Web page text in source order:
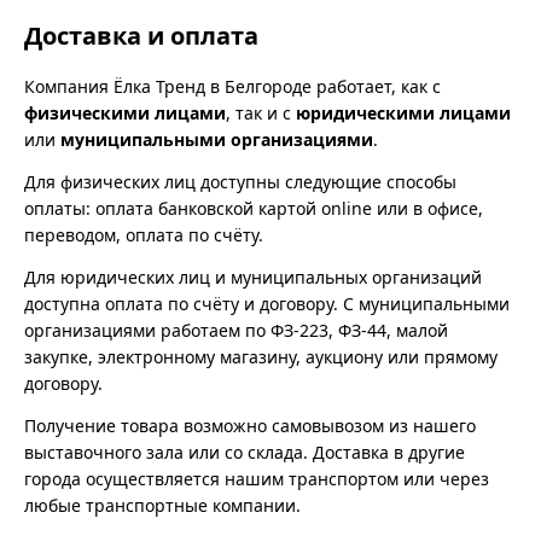
Доставка и оплата
Компания Ёлка Тренд в Белгороде работает, как с
физическими лицами, так и с юридическими лицами
или муниципальными организациями.
Для физических лиц доступны следующие способы
оплаты: оплата банковской картой online или в офисе,
переводом, оплата по счёту.
Для юридических лиц и муниципальных организаций
доступна оплата по счёту и договору. С муниципальными
организациями работаем по ФЗ-223, ФЗ-44, малой
закупке, электронному магазину, аукциону или прямому
договору.
Получение товара возможно самовывозом из нашего
выставочного зала или со склада. Доставка в другие
города осуществляется нашим транспортом или через
любые транспортные компании.